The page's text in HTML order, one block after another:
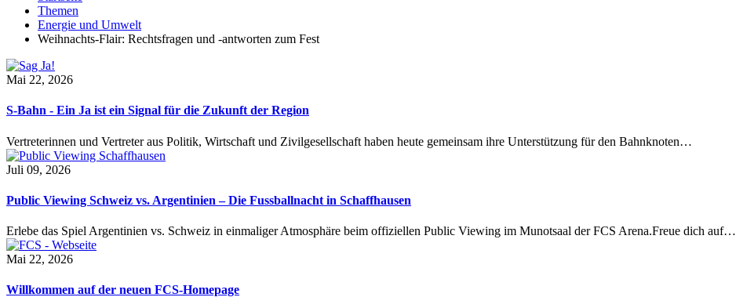
Themen
Energie und Umwelt
Weihnachts-Flair: Rechtsfragen und -antworten zum Fest
Mai 22, 2026
S-Bahn - Ein Ja ist ein Signal für die Zukunft der Region
Vertreterinnen und Vertreter aus Politik, Wirtschaft und Zivilgesellschaft haben heute gemeinsam ihre Unterstützung für den Bahnknoten…
Juli 09, 2026
Public Viewing Schweiz vs. Argentinien – Die Fussballnacht in Schaffhausen
Erlebe das Spiel Argentinien vs. Schweiz in einmaliger Atmosphäre beim offiziellen Public Viewing im Munotsaal der FCS Arena.Freue dich auf…
Mai 22, 2026
Willkommen auf der neuen FCS-Homepage